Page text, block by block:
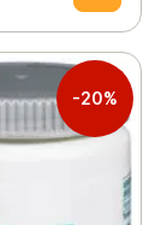
-20%